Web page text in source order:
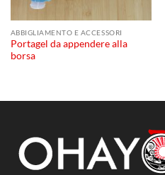
ABBIGLIAMENTO E ACCESSORI
Portagel da appendere alla
borsa